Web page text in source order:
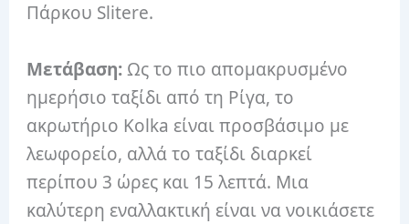
Πάρκου Slitere.
Μετάβαση:Ως το πιο απομακρυσμένο
ημερήσιο ταξίδι από τη Ρίγα, το
ακρωτήριο Kolka είναι προσβάσιμο με
λεωφορείο, αλλά το ταξίδι διαρκεί
περίπου 3 ώρες και 15 λεπτά. Μια
καλύτερη εναλλακτική είναι να νοικιάσετε